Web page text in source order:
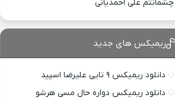
چشمانتم علی احمدیانی
ریمیکس های جدید
دانلود ریمیکس ۹ تایی علیرضا اسپید
دانلود ریمیکس دواره حال مسی هرشو